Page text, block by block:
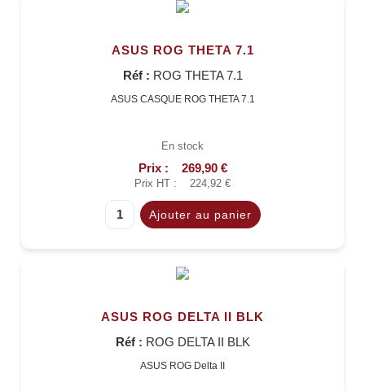
ASUS ROG THETA 7.1
Réf : ROG THETA 7.1
ASUS CASQUE ROG THETA 7.1
En stock
Prix : 269,90 €
Prix HT : 224,92 €
ASUS ROG DELTA II BLK
Réf : ROG DELTA II BLK
ASUS ROG Delta II